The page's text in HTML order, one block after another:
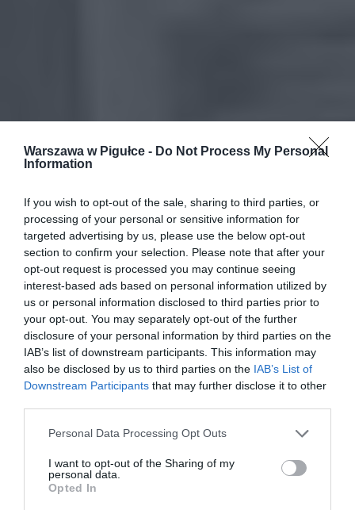
Warszawa w Pigułce - Do Not Process My Personal
Information
If you wish to opt-out of the sale, sharing to third parties, or
processing of your personal or sensitive information for
targeted advertising by us, please use the below opt-out
section to confirm your selection. Please note that after your
opt-out request is processed you may continue seeing
interest-based ads based on personal information utilized by
us or personal information disclosed to third parties prior to
your opt-out. You may separately opt-out of the further
disclosure of your personal information by third parties on the
IAB’s list of downstream participants. This information may
also be disclosed by us to third parties on the IAB’s List of
Downstream Participants that may further disclose it to other
Personal Data Processing Opt Outs
I want to opt-out of the Sharing of my
personal data.
Opted In